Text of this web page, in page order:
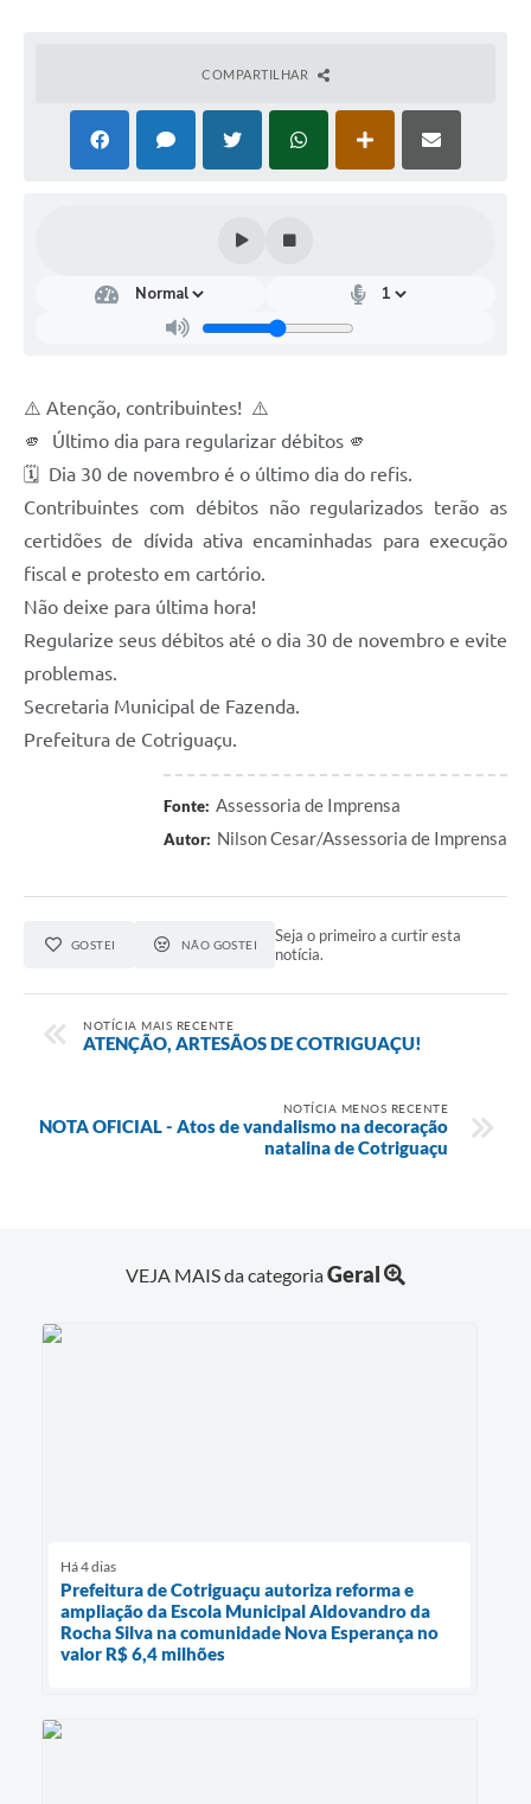
Arquivos para Download
Legislação
Editais
Links
Serviços Online
Telefones Úteis
Enquete
Jornal
Agenda
COMPARTILHAR
⚠️ Atenção, contribuintes! ⚠️
🫵 Último dia para regularizar débitos 🫵
🗓️ Dia 30 de novembro é o último dia do refis.
Contribuintes com débitos não regularizados terão as
certidões de dívida ativa encaminhadas para execução
fiscal e protesto em cartório.
Não deixe para última hora!
Regularize seus débitos até o dia 30 de novembro e evite
problemas.
Secretaria Municipal de Fazenda.
Prefeitura de Cotriguaçu.
Fonte: Assessoria de Imprensa
Autor: Nilson Cesar/Assessoria de Imprensa
GOSTEI NÃO GOSTEI
Seja o primeiro a curtir esta
notícia.
NOTÍCIA MAIS RECENTE
ATENÇÃO, ARTESÃOS DE COTRIGUAÇU!
NOTÍCIA MENOS RECENTE
NOTA OFICIAL - Atos de vandalismo na decoração
natalina de Cotriguaçu
VEJA MAIS da categoriaGeral
Há 4 dias
Prefeitura de Cotriguaçu autoriza reforma e
ampliação da Escola Municipal Aldovandro da
Rocha Silva na comunidade Nova Esperança no
valor R$ 6,4 milhões